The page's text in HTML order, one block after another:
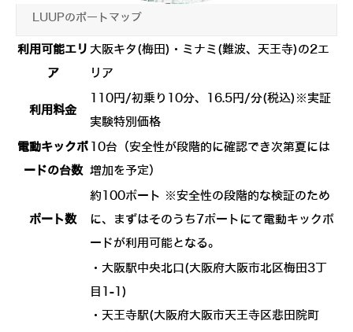
LUUPのポートマップ
利用可能エリ
ア
大阪キタ(梅田)・ミナミ(難波、天王寺)の2エ
リア
利用料金
110円/初乗り10分、16.5円/分(税込)※実証
実験特別価格
電動キックボ
ードの台数
10台（安全性が段階的に確認でき次第夏には
増加を予定）
ポート数
約100ポート ※安全性の段階的な検証のため
に、まずはそのうち7ポートにて電動キックボ
ードが利用可能となる。
・大阪駅中央北口(大阪府大阪市北区梅田3丁
目1-1)
・天王寺駅(大阪府大阪市天王寺区悲田院町